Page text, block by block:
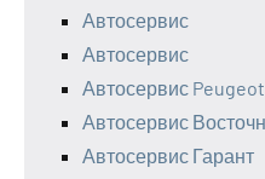
Автосервис
Автосервис
Автосервис Peugeot
Автосервис
Автосервис Гарант